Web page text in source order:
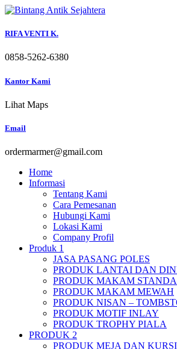
Skip
content
RIFA VENTI K.
0858-5262-6380
Kantor Kami
Lihat Maps
Email
ordermarmer@gmail.com
Home
Informasi
Tentang Kami
Cara Pemesanan
Hubungi Kami
Lokasi Kami
Company Profil
Produk 1
JASA PASANG POLES
PRODUK LANTAI DAN
PRODUK MAKAM
PRODUK MAKAM MEWAH
PRODUK NISAN –
PRODUK MOTIF INLAY
PRODUK TROPHY PIALA
PRODUK 2
PRODUK MEJA DAN KURSI